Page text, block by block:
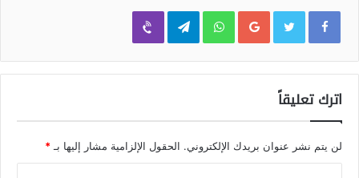
Google+
WhatsApp
Telegram
Viber
اترك تعليقاً
لن يتم نشر عنوان بريدك الإلكتروني. الحقول الإلزامية مشار إليها بـ*